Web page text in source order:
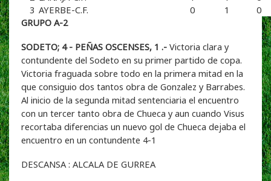
3 AYERBE-C.F. 0 1
0
GRUPO A-2
SODETO; 4 - PEÑAS OSCENSES, 1 .- Victoria clara y
contundente del Sodeto en su primer partido de copa.
Victoria fraguada sobre todo en la primera mitad en la
que consiguio dos tantos obra de Gonzalez y Barrabes.
Al inicio de la segunda mitad sentenciaria el encuentro
con un tercer tanto obra de Chueca y aun cuando Visus
recortaba diferencias un nuevo gol de Chueca dejaba el
encuentro en un contundente 4-1
DESCANSA : ALCALA DE GURREA